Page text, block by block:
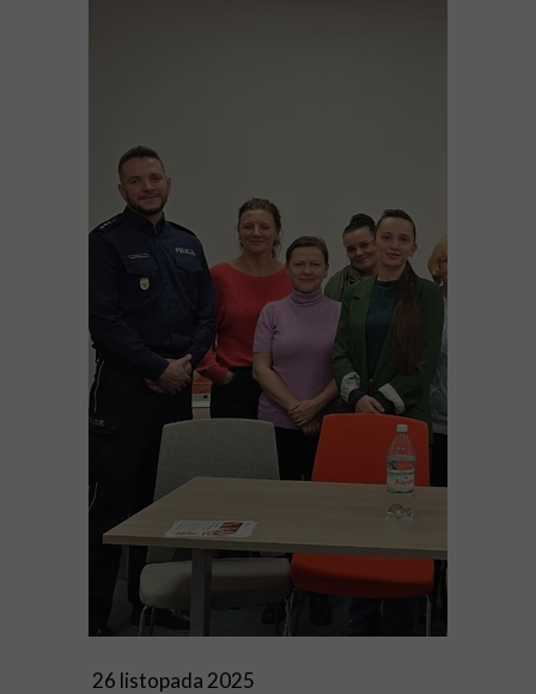
26 listopada 2025
Kontakt
Rekrutacja
Dokumenty